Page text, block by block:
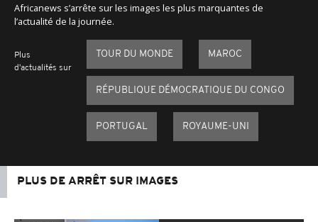
Africanews s’arrête sur les images les plus marquantes de
l’actualité de la journée.
Plus
d'actualités sur
TOUR DU MONDE MAROC
RÉPUBLIQUE DÉMOCRATIQUE DU CONGO
PORTUGAL ROYAUME-UNI
PLUS DE ARRÊT SUR IMAGES